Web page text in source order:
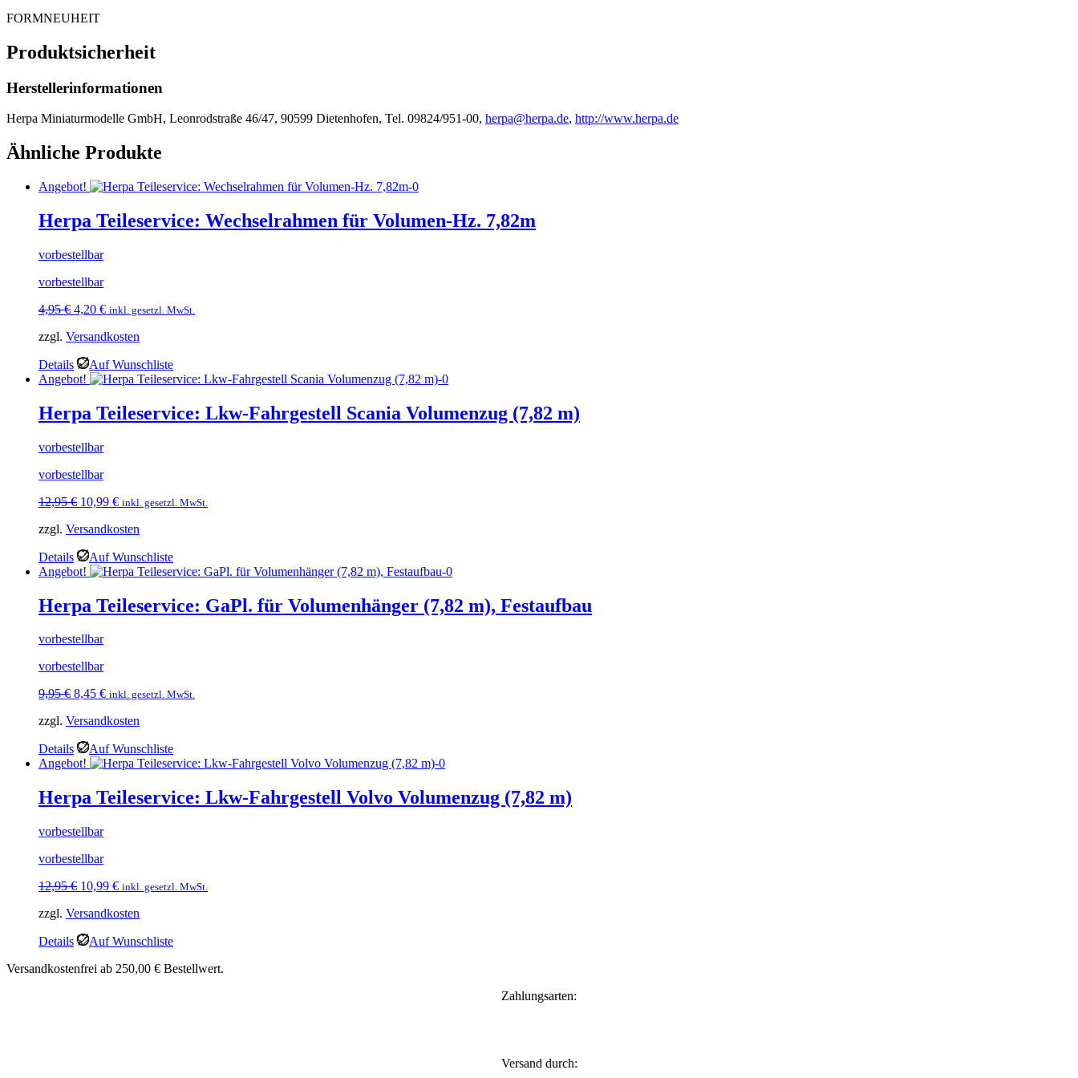
FORMNEUHEIT
Produktsicherheit
Herstellerinformationen
Herpa Miniaturmodelle GmbH, Leonrodstraße 46/47, 90599 Dietenhofen, Tel. 09824/951-00, herpa@herpa.de, http://www.herpa.de
Ähnliche Produkte
Angebot!
Herpa Teileservice: Wechselrahmen für Volumen-Hz. 7,82m
vorbestellbar
vorbestellbar
4,95€ Ursprünglicher
war:
4,20 €Aktueller
ist:
inkl. gesetzl. MwSt.
zzgl. Versandkosten
Details
Auf Wunschliste
Angebot!
Herpa Teileservice: Lkw-Fahrgestell Scania Volumenzug (7,82 m)
vorbestellbar
vorbestellbar
12,95€ Ursprünglicher
war:
10,99 €Aktueller
ist:
inkl. gesetzl. MwSt.
zzgl. Versandkosten
Details
Auf Wunschliste
Angebot!
Herpa Teileservice: GaPl. für Volumenhänger (7,82 m), Festaufbau
vorbestellbar
vorbestellbar
9,95€ Ursprünglicher
war:
8,45 €Aktueller
ist:
inkl. gesetzl. MwSt.
zzgl. Versandkosten
Details
Auf Wunschliste
Angebot!
Herpa Teileservice: Lkw-Fahrgestell Volvo Volumenzug (7,82 m)
vorbestellbar
vorbestellbar
12,95€ Ursprünglicher
war:
10,99 €Aktueller
ist:
inkl. gesetzl. MwSt.
zzgl. Versandkosten
Details
Auf Wunschliste
Versandkostenfrei ab 250,00 € Bestellwert.
Zahlungsarten:
Versand durch: